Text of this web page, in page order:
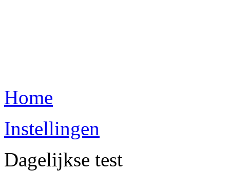
Home
Instellingen
Dagelijkse test